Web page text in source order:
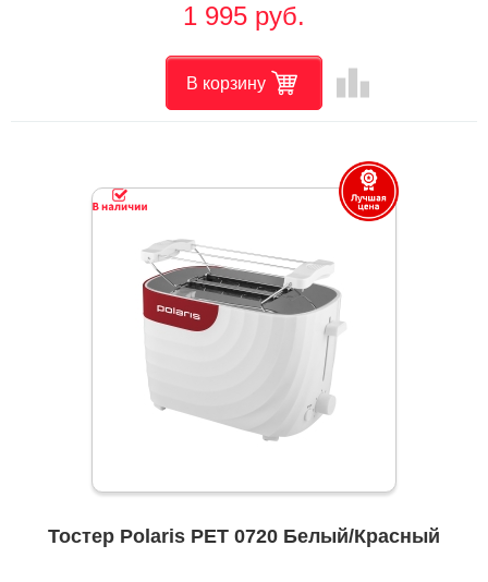
1 995 руб.
В корзину leaderboard
Тостер Polaris PET 0720 Белый/Красный